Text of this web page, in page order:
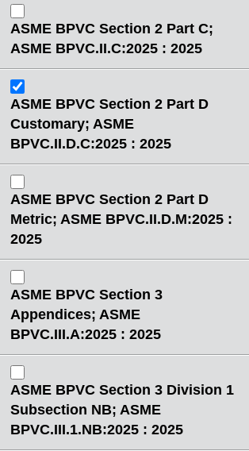
ASME BPVC Section 2 Part C;
ASME BPVC.II.C:2025 : 2025
ASME BPVC Section 2 Part D
Customary; ASME
BPVC.II.D.C:2025 : 2025
ASME BPVC Section 2 Part D
Metric; ASME BPVC.II.D.M:2025 :
2025
ASME BPVC Section 3
Appendices; ASME
BPVC.III.A:2025 : 2025
ASME BPVC Section 3 Division 1
Subsection NB; ASME
BPVC.III.1.NB:2025 : 2025